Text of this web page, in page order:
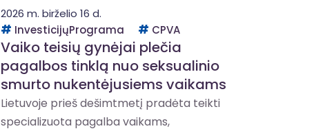
2026 m. birželio 16 d.
InvesticijųPrograma
CPVA
Vaiko teisių gynėjai plečia
pagalbos tinklą nuo seksualinio
smurto nukentėjusiems vaikams
Lietuvoje prieš dešimtmetį pradėta teikti
specializuota pagalba vaikams,